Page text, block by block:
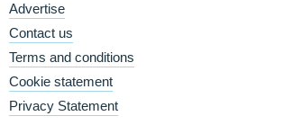
Advertise
Contact us
Terms and conditions
Cookie statement
Privacy Statement